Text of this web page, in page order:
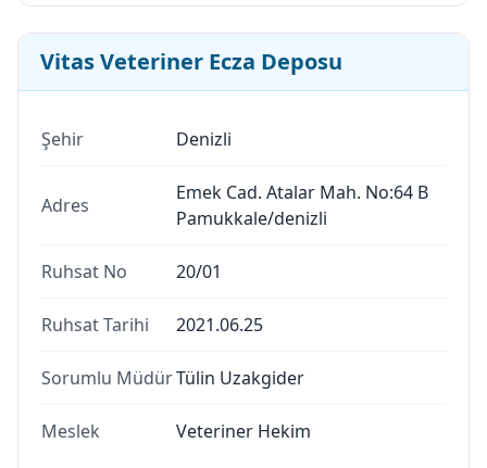
Vitas Veteriner Ecza Deposu
Şehir Denizli
Adres
Emek Cad. Atalar Mah. No:64 B
Pamukkale/denizli
Ruhsat No 20/01
Ruhsat Tarihi 2021.06.25
Sorumlu MüdürTülin Uzakgider
Meslek Veteriner Hekim